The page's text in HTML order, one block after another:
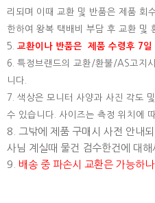
리되며 이때 교환 및 반품은 제품 회
한하여 왕복 택배비 부담 후 교환 및
5. 교환이나 반품은 제품 수령후 7일
6. 특정브랜드의 교환/환불/AS고지
니다.
7. 색상은 모니터 사양과 사진 각도
수 있습니다. 사이즈는 측정 위치에
8. 그밖에 제품 구매시 사전 안내
사님 계실때 물건 검수한건에 대
9. 배송 중 파손시 교환은 가능하